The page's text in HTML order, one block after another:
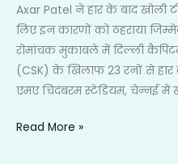
Axar Patel ने हार के बाद खोली
लिए इन कारणों को ठहराया
रोमांचक मुकाबले में दिल्ली
(CSK) के खिलाफ 23 रनों से हार
एमए चिदंबरम स्टेडियम, चेन्नई में
लिए
इन
कारणों
को
ठहराया
Read More »